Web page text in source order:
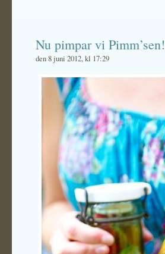
Nu pimpar vi Pimm’sen!
den 8 juni 2012, kl 17:29